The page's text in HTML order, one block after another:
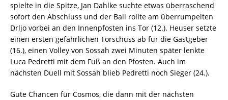
spielte in die Spitze, Jan Dahlke suchte etwas überraschend
sofort den Abschluss und der Ball rollte am überrumpelten
Drljo vorbei an den Innenpfosten ins Tor (12.). Heuser setzte
einen ersten gefährlichen Torschuss ab für die Gastgeber
(16.), einen Volley von Sossah zwei Minuten später lenkte
Luca Pedretti mit dem Fuß an den Pfosten. Auch im
nächsten Duell mit Sossah blieb Pedretti noch Sieger (24.).
Gute Chancen für Cosmos, die dann mit der nächsten